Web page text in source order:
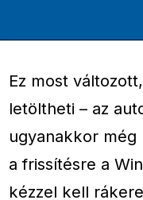
Ez most
letöltheti – az
ugyanakkor még
a frissítésre a
kézzel kell